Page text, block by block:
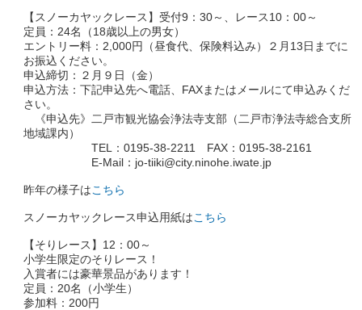
【スノーカヤックレース】受付9：30～、レース10：00～
定員：24名（18歳以上の男女）
エントリー料：2,000円（昼食代、保険料込み）２月13日までに
お振込ください。
申込締切：２月９日（金）
申込方法：下記申込先へ電話、FAXまたはメールにて申込みくだ
さい。
《申込先》二戸市観光協会浄法寺支部（二戸市浄法寺総合支所
地域課内）
TEL：0195-38-2211 FAX：0195-38-2161
E-Mail：jo-tiiki@city.ninohe.iwate.jp
昨年の様子はこちら
スノーカヤックレース申込用紙はこちら
【そりレース】12：00～
小学生限定のそりレース！
入賞者には豪華景品があります！
定員：20名（小学生）
参加料：200円